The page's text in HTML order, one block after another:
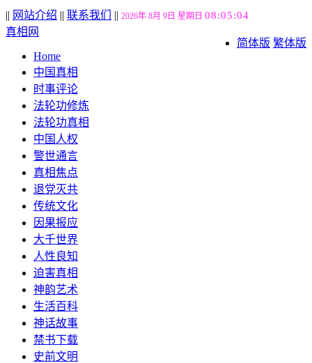
|| 网站介绍 || 联系我们 || 2026年 8月 9日 星期日 08:05:05
简体版 繁体版
真相网
Home
中国真相
时事评论
法轮功修炼
法轮功真相
中国人权
警世通言
真相焦点
退党灭共
传统文化
因果报应
大千世界
人性良知
迫害真相
神韵艺术
生活百科
神话故事
禁书下载
史前文明